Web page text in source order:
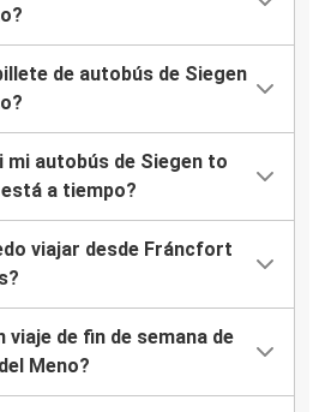
de autobús de Siegen
mi autobús de Siegen to
a tiempo?
viajar desde Fráncfort
viaje de fin de semana de
Meno?